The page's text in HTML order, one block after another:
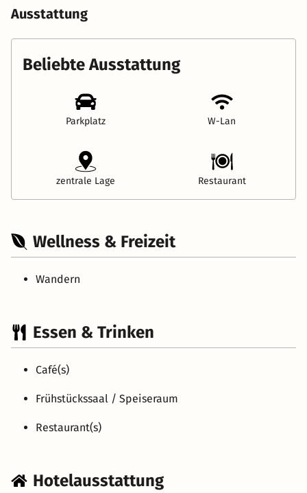
Ausstattung
Beliebte Ausstattung
Parkplatz W-Lan
zentrale Lage Restaurant
Wellness & Freizeit
Wandern
Essen & Trinken
Café(s)
Frühstückssaal / Speiseraum
Restaurant(s)
Hotelausstattung